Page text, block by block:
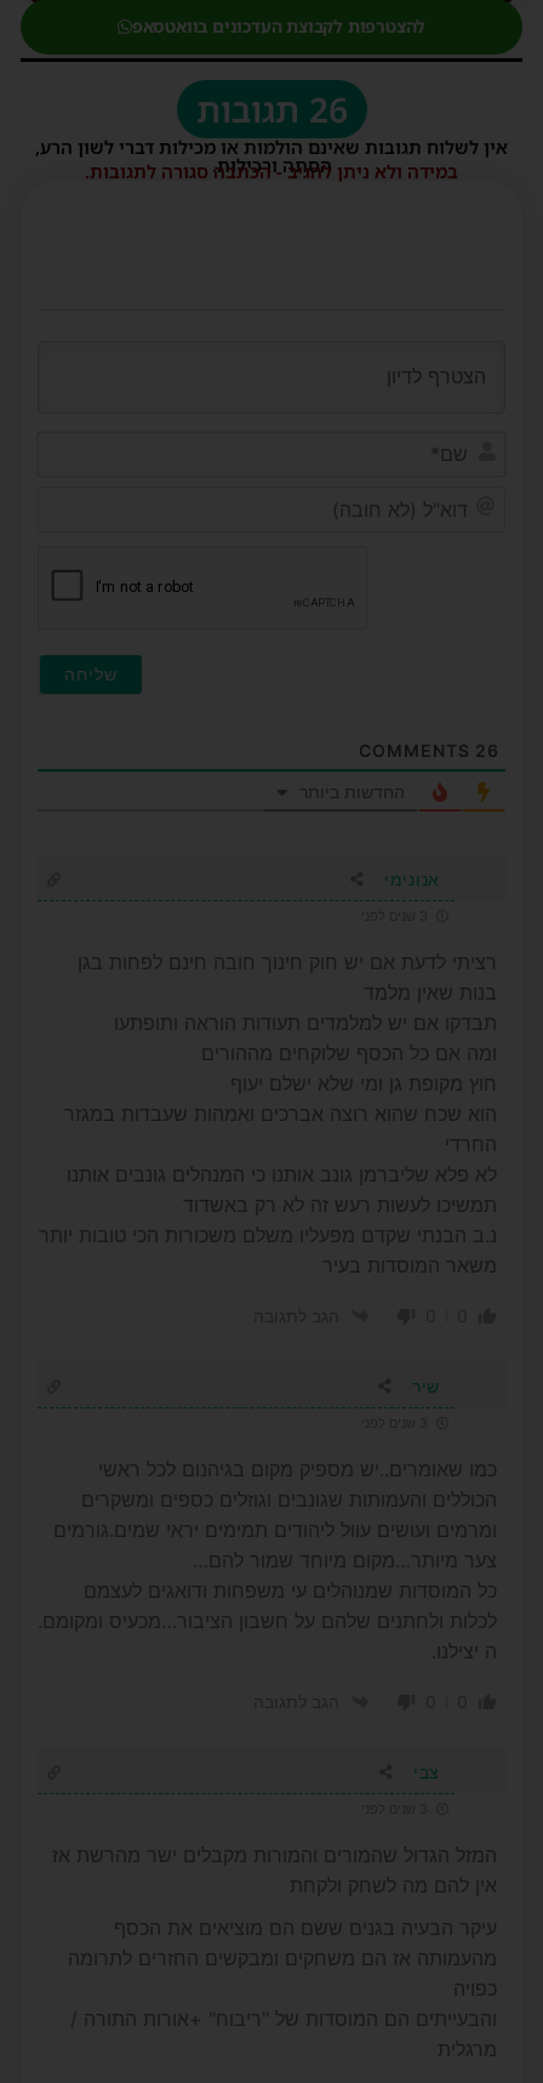
להצטרפות לקבוצת העדכונים בוואטסאפ
26 תגובות
אין לשלוח תגובות שאינם הולמות או מכילות דברי לשון הרע,
הסתה ורכילות.
במידה ולא ניתן להגיב - הכתבה סגורה לתגובות.
26
החדשות ביותר
אנונימי
רציתי לדעת אם יש חוק חינוך חובה חינם לפחות בגן
בנות שאין מלמד
תבדקו אם יש למלמדים תעודות הוראה ותופתעו
ומה אם כל הכסף שלוקחים מההורים
חוץ מקופת גן ומי שלא ישלם יעוף
הוא שכח שהוא רוצה אברכים ואמהות שעבדות במגזר
החרדי
לא פלא שליברמן גונב אותנו כי המנהלים גונבים אותנו
תמשיכו לעשות רעש זה לא רק באשדוד
נ.ב הבנתי שקדם מפעליו משלם משכורות הכי טובות יותר
משאר המוסדות בעיר
שיר
כמו שאומרים..יש מספיק מקום בגיהנום לכל ראשי
הכוללים והעמותות שגונבים וגוזלים כספים ומשקרים
ומרמים ועושים עוול ליהודים תמימים יראי שמים.גורמים
צער מיותר…מקום מיוחד שמור להם…
כל המוסדות שמנוהלים עי משפחות ודואגים לעצמם
לכלות ולחתנים שלהם על חשבון הציבור…מכעיס ומקומם.
ה יצילנו.
צבי
המזל הגדול שהמורים והמורות מקבלים ישר מהרשת אז
אין להם מה לשחק ולקחת
עיקר הבעיה בגנים ששם הם מוציאים את הכסף
מהעמותה אז הם משחקים ומבקשים החזרים לתרומה
כפויה
והבעייתים הם המוסדות של "ריבוח" +אורות התורה /
מרגלית